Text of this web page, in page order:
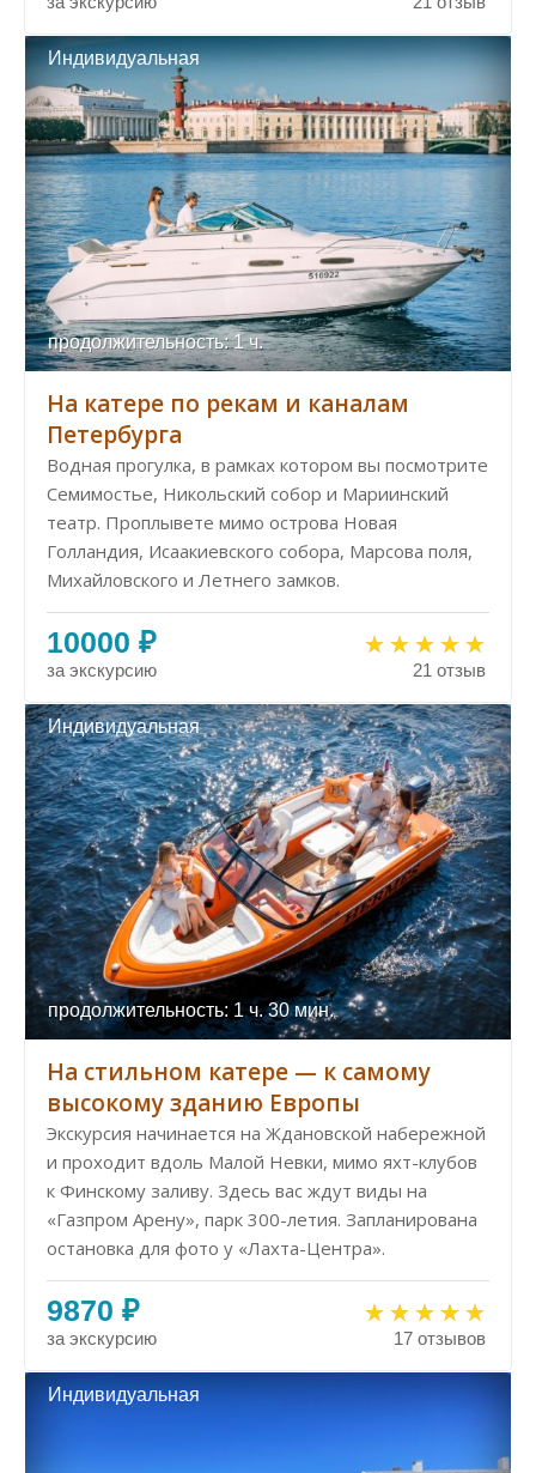
Индивидуальная
продолжительность: 1 ч.
На катере по рекам и каналам
Петербурга
Водная прогулка, в рамках котором вы посмотрите
Семимостье, Никольский собор и Мариинский
театр. Проплывете мимо острова Новая
Голландия, Исаакиевского собора, Марсова поля,
Михайловского и Летнего замков.
10000 ₽
за экскурсию 21 отзыв
Индивидуальная
продолжительность: 1 ч. 30 мин.
На стильном катере — к самому
высокому зданию Европы
Экскурсия начинается на Ждановской набережной
и проходит вдоль Малой Невки, мимо яхт-клубов
к Финскому заливу. Здесь вас ждут виды на
«Газпром Арену», парк 300-летия. Запланирована
остановка для фото у «Лахта-Центра».
9870 ₽
за экскурсию 17 отзывов
Индивидуальная